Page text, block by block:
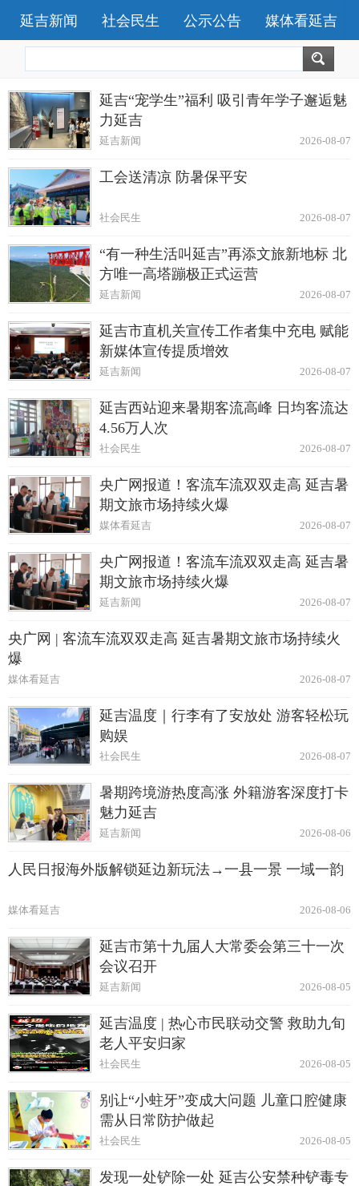
延吉新闻 社会民生 公示公告 媒体看延吉
延吉“宠学生”福利 吸引青年学子邂逅魅
力延吉
2026-08-07
延吉新闻
工会送清凉 防暑保平安
2026-08-07
社会民生
“有一种生活叫延吉”再添文旅新地标 北
方唯一高塔蹦极正式运营
2026-08-07
延吉新闻
延吉市直机关宣传工作者集中充电 赋能
新媒体宣传提质增效
2026-08-07
延吉新闻
延吉西站迎来暑期客流高峰 日均客流达
4.56万人次
2026-08-07
社会民生
央广网报道！客流车流双双走高 延吉暑
期文旅市场持续火爆
2026-08-07
媒体看延吉
央广网报道！客流车流双双走高 延吉暑
期文旅市场持续火爆
2026-08-07
延吉新闻
央广网 | 客流车流双双走高 延吉暑期文旅市场持续火
爆
2026-08-07
媒体看延吉
延吉温度｜行李有了安放处 游客轻松玩
购娱
2026-08-07
社会民生
暑期跨境游热度高涨 外籍游客深度打卡
魅力延吉
2026-08-06
延吉新闻
人民日报海外版解锁延边新玩法→一县一景 一域一韵
2026-08-06
媒体看延吉
延吉市第十九届人大常委会第三十一次
会议召开
2026-08-05
延吉新闻
延吉温度 | 热心市民联动交警 救助九旬
老人平安归家
2026-08-05
社会民生
别让“小蛀牙”变成大问题 儿童口腔健康
需从日常防护做起
2026-08-05
社会民生
发现一处铲除一处 延吉公安禁种铲毒专